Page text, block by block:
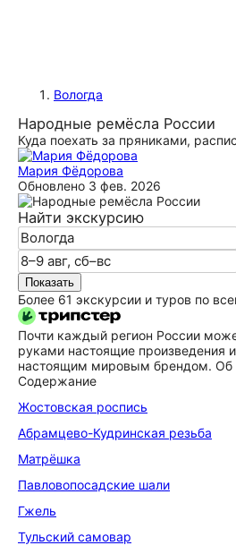
Вологда
Народные ремёсла России
Куда поехать за пряниками,
Мария Фёдорова
Обновлено 3 фев. 2026
Найти экскурсию
Показать
Более 61 экскурсии и туров по
Почти каждый регион России
руками настоящие произведения
настоящим мировым брендом. Об
Содержание
Жостовская роспись
Абрамцево-Кудринская резьба
Матрёшка
Павловопосадские шали
Гжель
Тульский самовар